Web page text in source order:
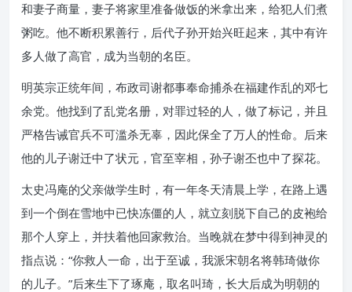
和妻子商量，妻子将家里准备做饭的米拿出来，给犯人们煮
粥吃。他不断积累善行，后代子孙开始兴旺起来，其中有许
多人做了高官，成为当朝的名臣。
明英宗正统年间，布政司谢都事奉命捕杀在福建作乱的邓七
余党。他找到了乱党名册，对罪过轻的人，做了标记，并且
严格告诫官兵不可滥杀无辜，因此保全了万人的性命。后来
他的儿子谢迁中了状元，官至宰相，孙子谢丕也中了探花。
太史冯庵的父亲做学生时，有一年冬天清晨上学，在路上遇
到一个倒在雪地中已快冻僵的人，就立刻脱下自己的皮袍给
那个人穿上，并扶着他回家救治。当晚就在梦中得到神灵的
指点说：“你救人一命，出于至诚，我派宋朝名将韩琦做你
的儿子。”后来生下了琢庵，取名叫琦，长大后成为明朝的